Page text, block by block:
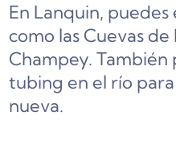
En Lanquin,
como las Cuevas
Champey.
tubing en el río
nueva.